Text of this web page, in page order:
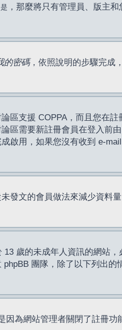
是 ，那麼將只有管理員、版主
的密碼，依照說明的步驟完成
區支援 COPPA，而且您在
區需要新註冊會員在登入前
啟用，如果您沒有收到 e-
發文的會員做法來減少資料
歲的未成年人資訊的網站
團隊，除了以下列出
為網站管理者關閉了註冊功